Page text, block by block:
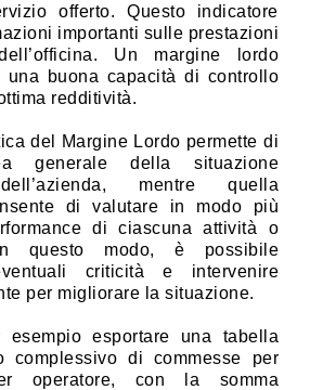
offerto. Questo indicatore
importanti sulle prestazioni
Un margine lordo
una buona capacità di controllo
redditività.
del Margine Lordo permette di
generale della situazione
mentre quella
di valutare in modo più
di ciascuna attività o
questo modo, è possibile
criticità e intervenire
per migliorare la situazione.
esempio esportare una tabella
complessivo di commesse per
operatore, con la somma